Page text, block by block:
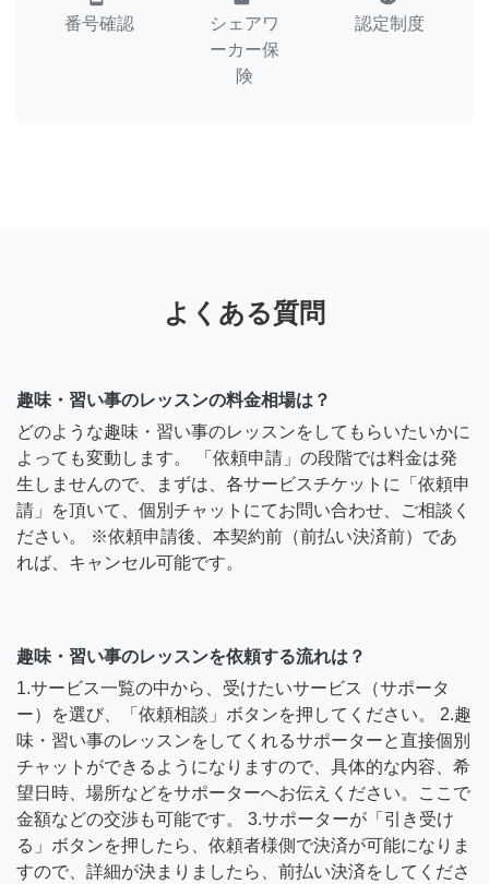
番号確認
シェアワ
ーカー保
険
認定制度
よくある質問
趣味・習い事のレッスンの料金相場は？
どのような趣味・習い事のレッスンをしてもらいたいかに
よっても変動します。 「依頼申請」の段階では料金は発
生しませんので、まずは、各サービスチケットに「依頼申
請」を頂いて、個別チャットにてお問い合わせ、ご相談く
ださい。 ※依頼申請後、本契約前（前払い決済前）であ
れば、キャンセル可能です。
趣味・習い事のレッスンを依頼する流れは？
1.サービス一覧の中から、受けたいサービス（サポータ
ー）を選び、「依頼相談」ボタンを押してください。 2.趣
味・習い事のレッスンをしてくれるサポーターと直接個別
チャットができるようになりますので、具体的な内容、希
望日時、場所などをサポーターへお伝えください。ここで
金額などの交渉も可能です。 3.サポーターが「引き受け
る」ボタンを押したら、依頼者様側で決済が可能になりま
すので、詳細が決まりましたら、前払い決済をしてくださ